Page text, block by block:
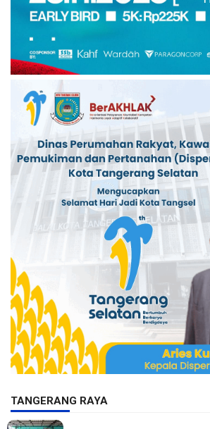
TANGERANG RAYA